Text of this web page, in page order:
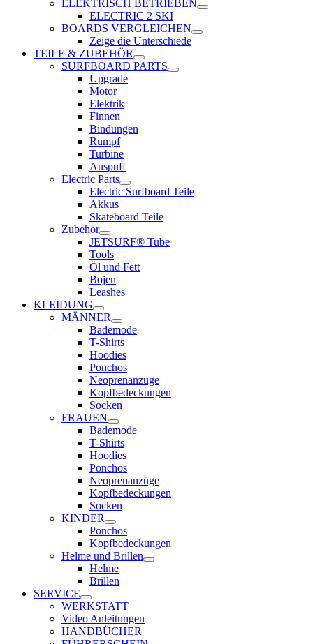
ELEKTRISCH BETRIEBEN
ELECTRIC 2 SKI
BOARDS VERGLEICHEN
Zeige die Unterschiede
TEILE & ZUBEHÖR
SURFBOARD PARTS
Upgrade
Motor
Elektrik
Finnen
Bindungen
Rumpf
Turbine
Auspuff
Electric Parts
Electric Surfboard Teile
Akkus
Skateboard Teile
Zubehör
JETSURF® Tube
Tools
Öl und Fett
Bojen
Leashes
KLEIDUNG
MÄNNER
Bademode
T-Shirts
Hoodies
Ponchos
Neoprenanzüge
Kopfbedeckungen
Socken
FRAUEN
Bademode
T-Shirts
Hoodies
Ponchos
Neoprenanzüge
Kopfbedeckungen
Socken
KINDER
Ponchos
Kopfbedeckungen
Helme und Brillen
Helme
Brillen
SERVICE
WERKSTATT
Video Anleitungen
HANDBÜCHER